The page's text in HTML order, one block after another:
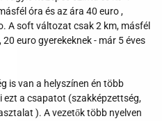
óra és az ára 40 euro ,
A soft változat csak 2 km, másfél
euro gyerekeknek - már 5 éves
is van a helyszínen én több
a csapatot (szakképzettség,
). A vezetők több nyelven